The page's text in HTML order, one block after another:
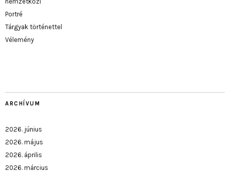
Portré
Tárgyak történettel
Vélemény
ARCHÍVUM
2026. június
2026. május
2026. április
2026. március